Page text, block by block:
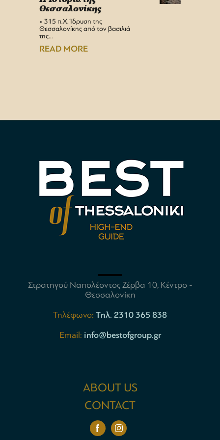
Θεσσαλονίκης
• 315 π.Χ. Ίδρυση της
Θεσσαλονίκης από τον βασιλιά
της…
READ MORE
Στρατηγού Ναπολέοντος Ζέρβα 10, Κέντρο -
Θεσσαλονίκη
Τηλέφωνο: Tηλ. 2310 365 838
Email: info@bestofgroup.gr
ABOUT US
CONTACT